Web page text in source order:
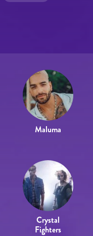
Maluma
Crystal
Fighters